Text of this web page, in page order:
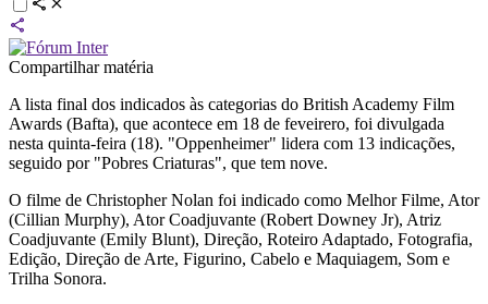
Compartilhar matéria
A lista final dos indicados às categorias do British Academy Film
Awards (Bafta), que acontece em 18 de feveirero, foi divulgada
nesta quinta-feira (18). "Oppenheimer" lidera com 13 indicações,
seguido por "Pobres Criaturas", que tem nove.
O filme de Christopher Nolan foi indicado como Melhor Filme, Ator
(Cillian Murphy), Ator Coadjuvante (Robert Downey Jr), Atriz
Coadjuvante (Emily Blunt), Direção, Roteiro Adaptado, Fotografia,
Edição, Direção de Arte, Figurino, Cabelo e Maquiagem, Som e
Trilha Sonora.